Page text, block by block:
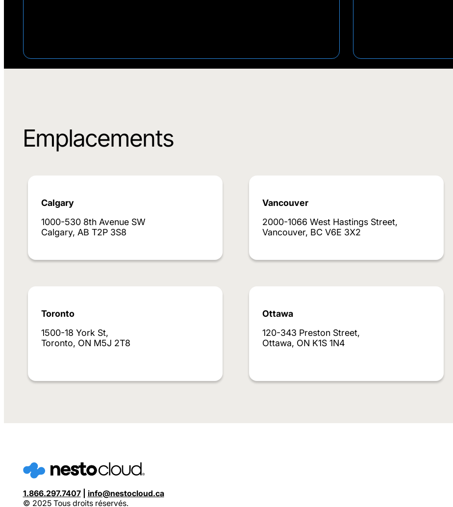
Emplacements
Calgary
1000-530 8th Avenue SW
Calgary, AB T2P 3S8
Vancouver
2000-1066 West Hastings Street,
Vancouver, BC V6E 3X2
Toronto
1500-18 York St,
Toronto, ON M5J 2T8
Ottawa
120-343 Preston Street,
Ottawa, ON K1S 1N4
1.866.297.7407| info@nestocloud.ca
© 2025 Tous droits réservés.